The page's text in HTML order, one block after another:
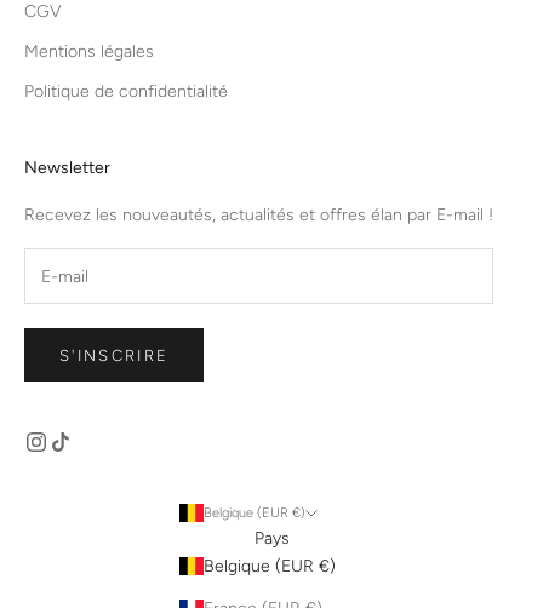
CGV
Mentions légales
Politique de confidentialité
Newsletter
Recevez les nouveautés, actualités et offres élan par E-mail !
S'INSCRIRE
Belgique (EUR €)
Pays
Belgique (EUR €)